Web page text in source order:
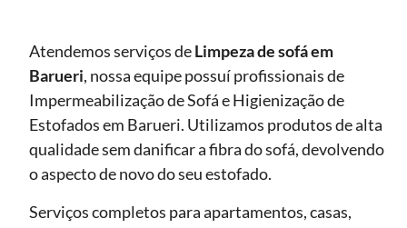
Atendemos serviços deLimpeza de sofáem
Barueri, nossa equipe possuí profissionais de
Impermeabilização de Sofá e Higienização de
Estofados em Barueri. Utilizamos produtos de alta
qualidade sem danificar a fibra do sofá, devolvendo
o aspecto de novo do seu estofado.
Serviços completos para apartamentos, casas,